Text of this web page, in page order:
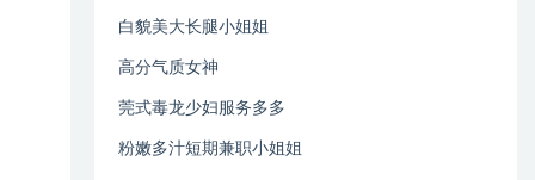
白貌美大长腿小姐姐
高分气质女神
莞式毒龙少妇服务多多
粉嫩多汁短期兼职小姐姐